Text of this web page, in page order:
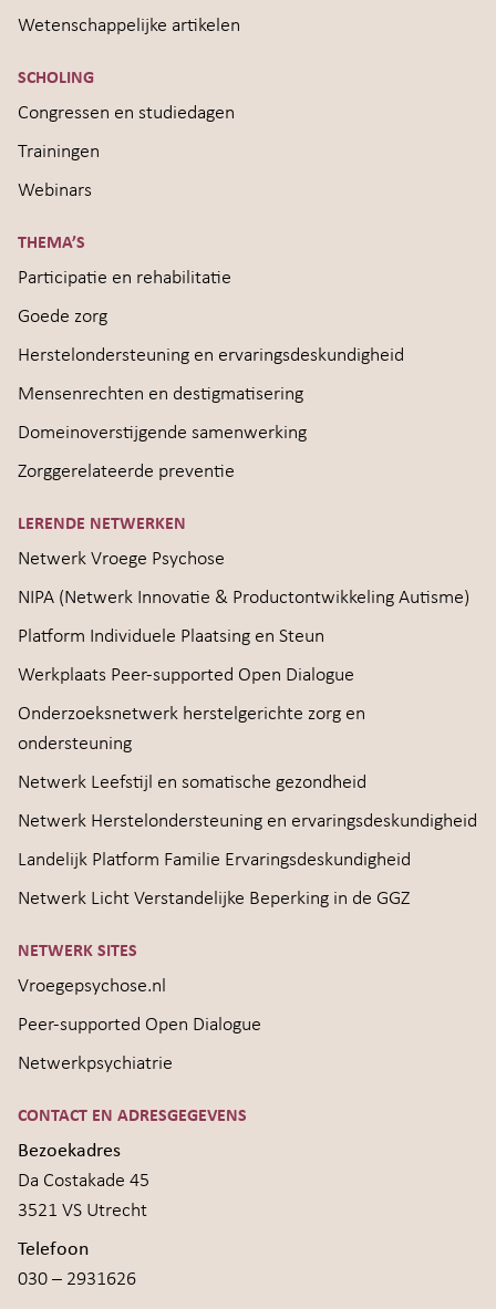
Wetenschappelijke artikelen
SCHOLING
Congressen en studiedagen
Trainingen
Webinars
THEMA’S
Participatie en rehabilitatie
Goede zorg
Herstelondersteuning en ervaringsdeskundigheid
Mensenrechten en destigmatisering
Domeinoverstijgende samenwerking
Zorggerelateerde preventie
LERENDE NETWERKEN
Netwerk Vroege Psychose
NIPA (Netwerk Innovatie & Productontwikkeling Autisme)
Platform Individuele Plaatsing en Steun
Werkplaats Peer-supported Open Dialogue
Onderzoeksnetwerk herstelgerichte zorg en
ondersteuning
Netwerk Leefstijl en somatische gezondheid
Netwerk Herstelondersteuning en ervaringsdeskundigheid
Landelijk Platform Familie Ervaringsdeskundigheid
Netwerk Licht Verstandelijke Beperking in de GGZ
NETWERK SITES
Vroegepsychose.nl
Peer-supported Open Dialogue
Netwerkpsychiatrie
CONTACT EN ADRESGEGEVENS
Bezoekadres
Da Costakade 45
3521 VS Utrecht
Telefoon
030 – 2931626